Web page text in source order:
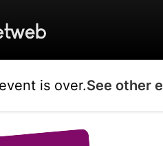
is over.See other